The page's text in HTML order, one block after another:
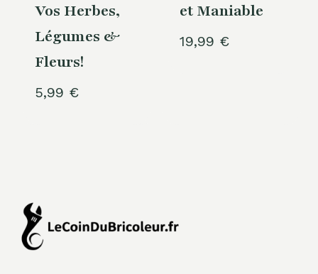
Vos Herbes,
Légumes &
Fleurs!
5,99 €
et Maniable
19,99 €